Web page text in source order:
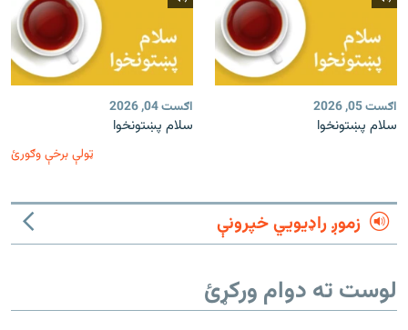
اګست 05, 2026
سلام پښتونخوا
اګست 04, 2026
سلام پښتونخوا
ټولې برخې وګورئ
زموږ راډیويي خپرونې
لوست ته دوام ورکړئ